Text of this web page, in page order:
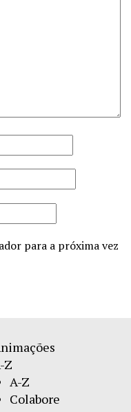
para a próxima vez
Z
A-Z
Colabore